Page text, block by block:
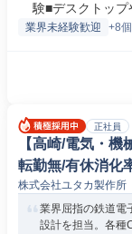
験■デスクトップ
業界未経験歓迎 +8個
正社員
【高崎/電気・
転勤無/有休消化
株式会社ユタカ製作所
業界屈指の鉄道電
設計を担当。各種